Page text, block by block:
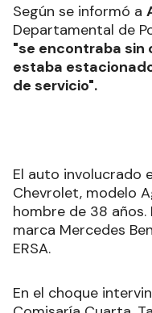
Según se informó a
Departamental de
"se encontraba sin
estaba
de servicio".
El auto involucrado
Chevrolet, modelo
hombre de 38
marca Mercedes
ERSA.
En el choque